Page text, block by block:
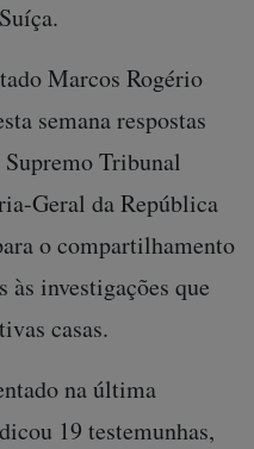
Marcos Rogério
semana respostas
Tribunal
Geral da República
o compartilhamento
às investigações que
casas.
na última
19 testemunhas,